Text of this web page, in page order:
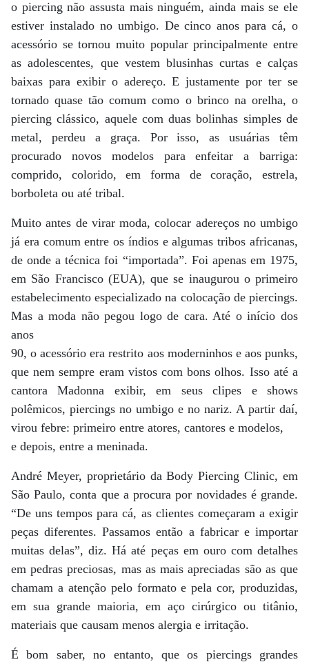
o piercing não assusta mais ninguém, ainda mais se ele
estiver instalado no umbigo. De cinco anos para cá, o
acessório se tornou muito popular principalmente entre
as adolescentes, que vestem blusinhas curtas e calças
baixas para exibir o adereço. E justamente por ter se
tornado quase tão comum como o brinco na orelha, o
piercing clássico, aquele com duas bolinhas simples de
metal, perdeu a graça. Por isso, as usuárias têm
procurado novos modelos para enfeitar a barriga:
comprido, colorido, em forma de coração, estrela,
borboleta ou até tribal.
Muito antes de virar moda, colocar adereços no umbigo
já era comum entre os índios e algumas tribos africanas,
de onde a técnica foi “importada”. Foi apenas em 1975,
em São Francisco (EUA), que se inaugurou o primeiro
estabelecimento especializado na colocação de piercings.
Mas a moda não pegou logo de cara. Até o início dos
anos
90, o acessório era restrito aos moderninhos e aos punks,
que nem sempre eram vistos com bons olhos. Isso até a
cantora Madonna exibir, em seus clipes e shows
polêmicos, piercings no umbigo e no nariz. A partir daí,
virou febre: primeiro entre atores, cantores e modelos,
e depois, entre a meninada.
André Meyer, proprietário da Body Piercing Clinic, em
São Paulo, conta que a procura por novidades é grande.
“De uns tempos para cá, as clientes começaram a exigir
peças diferentes. Passamos então a fabricar e importar
muitas delas”, diz. Há até peças em ouro com detalhes
em pedras preciosas, mas as mais apreciadas são as que
chamam a atenção pelo formato e pela cor, produzidas,
em sua grande maioria, em aço cirúrgico ou titânio,
materiais que causam menos alergia e irritação.
É bom saber, no entanto, que os piercings grandes